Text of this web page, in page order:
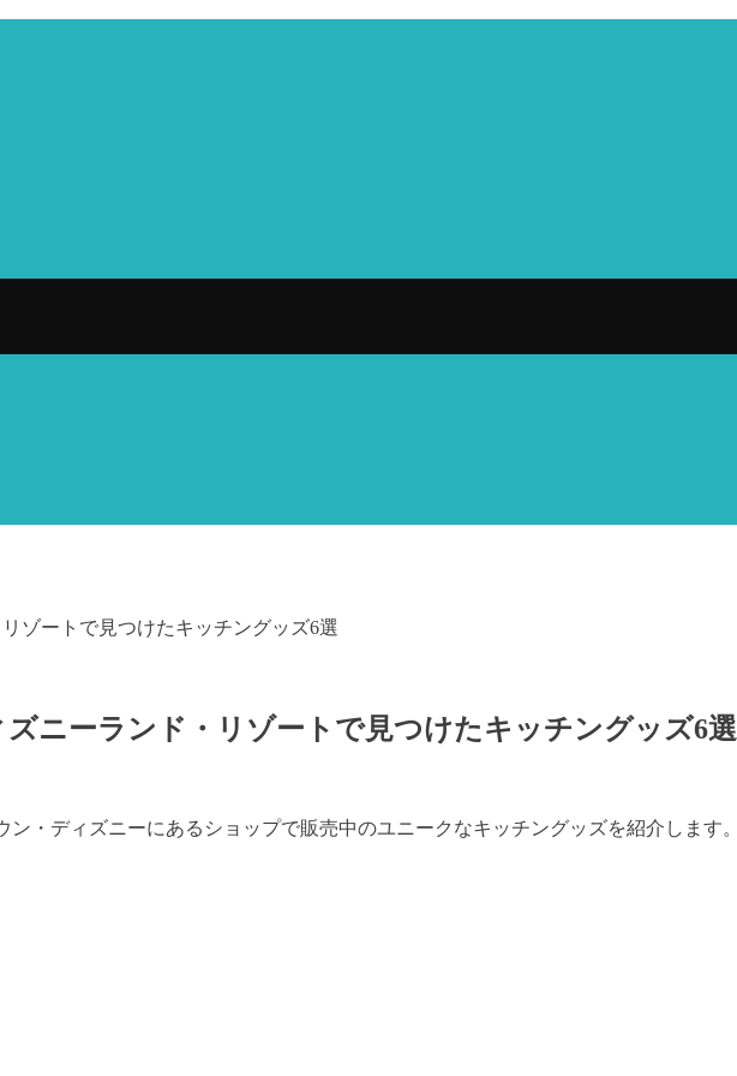
ゾートで見つけたキッチングッズ6選
ニーランド・リゾートで見つけたキッチングッズ6選
ン・ディズニーにあるショップで販売中のユニークなキッチングッズを紹介します。